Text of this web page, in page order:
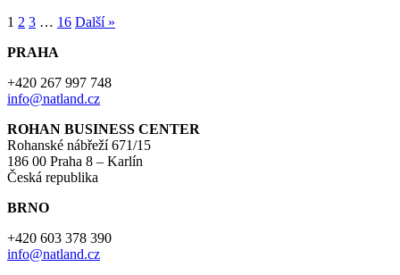
1 2 3 … 16 Další »
PRAHA
+420 267 997 748
info@natland.cz
ROHAN BUSINESS CENTER
Rohanské nábřeží 671/15
186 00 Praha 8 – Karlín
Česká republika
BRNO
+420 603 378 390
info@natland.cz